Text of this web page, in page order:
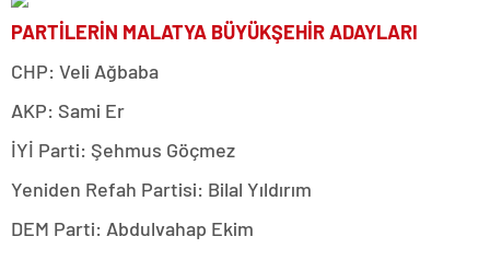
PARTİLERİN MALATYA BÜYÜKŞEHİR ADAYLARI
CHP: Veli Ağbaba
AKP: Sami Er
İYİ Parti: Şehmus Göçmez
Yeniden Refah Partisi: Bilal Yıldırım
DEM Parti: Abdulvahap Ekim